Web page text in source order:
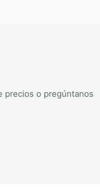
precios o pregúntanos